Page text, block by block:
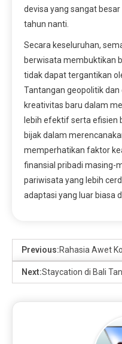
devisa yang sangat
tahun nanti.
Secara keseluruhan,
berwisata membuktikan
tidak dapat tergantikan
Tantangan geopolitik
kreativitas baru dalam
lebih efektif serta efisien
bijak dalam
memperhatikan faktor
finansial pribadi masing-
pariwisata yang lebih
adaptasi yang luar biasa
Previous:Rahasia Awet
Next:Staycation di Bali